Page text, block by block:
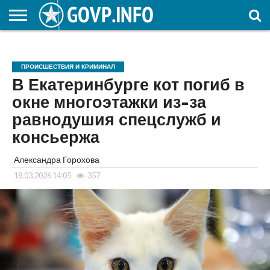
ОБРАЗОВАНИЕ
ПРОИСШЕСТВИЯ И КРИМИНАЛ
В Екатеринбурге кот погиб в
окне многоэтажки из-за
равнодушия спецслужб и
консьержа
Александра Горохова
18.03.2026 14:05 357